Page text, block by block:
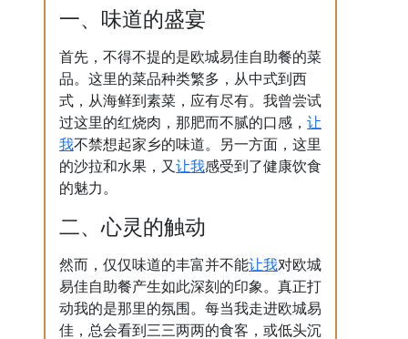
一、味道的盛宴
首先，不得不提的是欧城易佳自助餐的菜
品。这里的菜品种类繁多，从中式到西
式，从海鲜到素菜，应有尽有。我曾尝试
过这里的红烧肉，那肥而不腻的口感， 让
我不禁想起家乡的味道。另一方面，这里
的沙拉和水果，又 让我感受到了健康饮食
的魅力。
二、心灵的触动
然而，仅仅味道的丰富并不能让我对欧城
易佳自助餐产生如此深刻的印象。真正打
动我的是那里的氛围。每当我走进欧城易
佳，总会看到三三两两的食客，或低头沉